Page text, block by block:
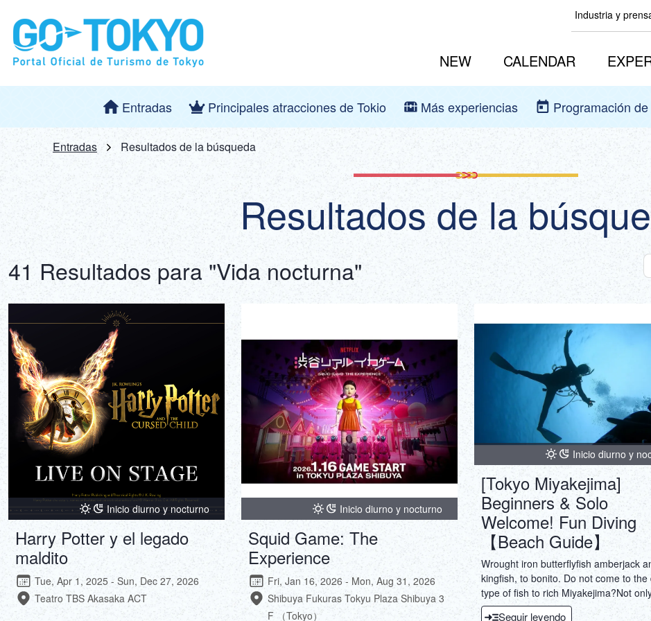
Industria y
NEW CALENDAR
Entradas Principales atracciones de Tokio Más experiencias Programación
Entradas Resultados de la búsqueda
Resultados de la
41 Resultados para "Vida nocturna"
Inicio diurno y nocturno
Harry Potter y el legado
maldito
Tue, Apr 1, 2025 - Sun, Dec 27, 2026
Teatro TBS Akasaka ACT
Inicio diurno y nocturno
Squid Game: The
Experience
Fri, Jan 16, 2026 - Mon, Aug 31, 2026
Shibuya Fukuras Tokyu Plaza Shibuya 3
F （Tokyo）
Inicio diurno y
[Tokyo Miyakejima]
Beginners & Solo
Welcome! Fun Diving
【Beach Guide】
Wrought iron butterflyfish amberjack
kingfish, to bonito. Do not come to the
type of fish to rich Miyakejima?Not
will also be seen, such as sea turtles
Seguir leyendo